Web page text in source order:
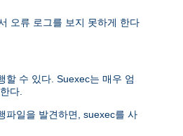
오류 로그를 보지 못하게 한다
할 수 있다. Suexec는 매우 엄
다.
파일을 발견하면, suexec를 사